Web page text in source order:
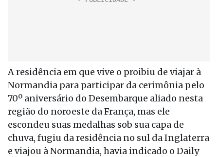
A residência em que vive o proibiu de viajar à
Normandia para participar da cerimônia pelo
70º aniversário do Desembarque aliado nesta
região do noroeste da França, mas ele
escondeu suas medalhas sob sua capa de
chuva, fugiu da residência no sul da Inglaterra
e viajou à Normandia, havia indicado o Daily